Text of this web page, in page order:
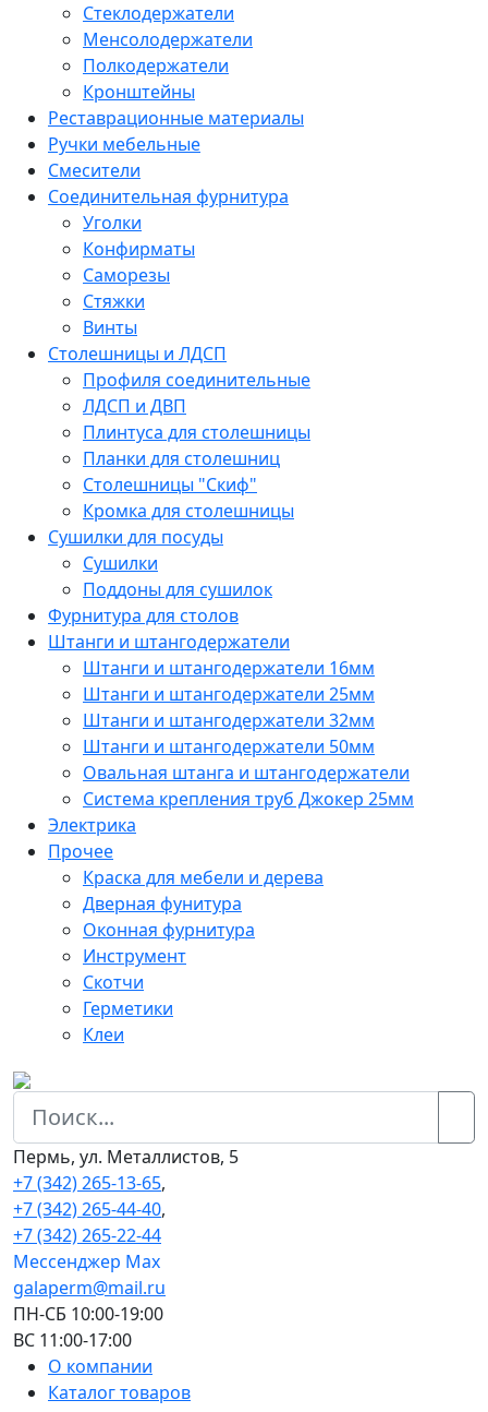
Стеклодержатели
Менсолодержатели
Полкодержатели
Кронштейны
Реставрационные материалы
Ручки мебельные
Смесители
Соединительная фурнитура
Уголки
Конфирматы
Саморезы
Стяжки
Винты
Столешницы и ЛДСП
Профиля соединительные
ЛДСП и ДВП
Плинтуса для столешницы
Планки для столешниц
Столешницы "Скиф"
Кромка для столешницы
Сушилки для посуды
Сушилки
Поддоны для сушилок
Фурнитура для столов
Штанги и штангодержатели
Штанги и штангодержатели 16мм
Штанги и штангодержатели 25мм
Штанги и штангодержатели 32мм
Штанги и штангодержатели 50мм
Овальная штанга и штангодержатели
Система крепления труб Джокер 25мм
Электрика
Прочее
Краска для мебели и дерева
Дверная фунитура
Оконная фурнитура
Инструмент
Скотчи
Герметики
Клеи
Пермь, ул. Металлистов, 5
+7 (342) 265-13-65,
+7 (342) 265-44-40,
+7 (342) 265-22-44
Мессенджер Мах
galaperm@mail.ru
ПН-СБ 10:00-19:00
ВС 11:00-17:00
О компании
Каталог товаров